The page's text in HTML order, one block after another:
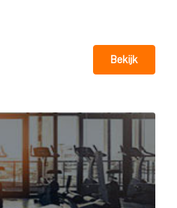
Bekijk